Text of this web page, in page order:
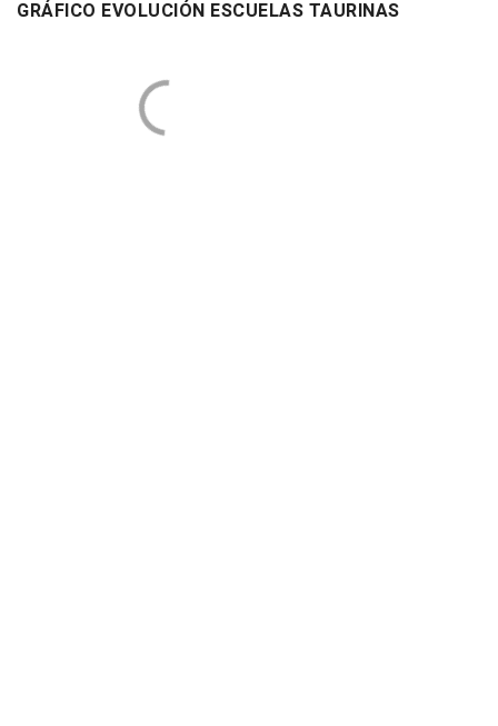
GRÁFICO EVOLUCIÓN ESCUELAS TAURINAS